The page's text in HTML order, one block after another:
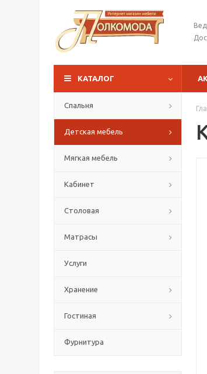
КАТАЛОГ
Спальня
Детская мебель
Мягкая мебель
Кабинет
Столовая
Матрасы
Услуги
Хранение
Гостиная
Фурнитура